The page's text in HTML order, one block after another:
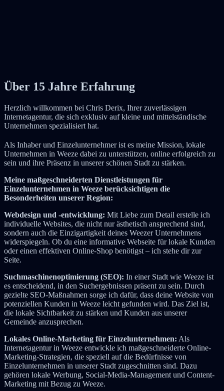
Über 15 Jahre Erfahrung
Herzlich willkommen bei Chris Derix, Ihrer zuverlässigen
Internetagentur, die sich exklusiv auf kleine und mittelständische
Unternehmen spezialisiert hat.
Als Inhaber und Einzelunternehmer ist es meine Mission, lokale
Unternehmen in Weeze dabei zu unterstützen, online erfolgreich zu
sein und ihre Präsenz in unserer schönen Stadt zu stärken.
Meine maßgeschneiderten Dienstleistungen für
Einzelunternehmen in Weeze berücksichtigen die
Besonderheiten unserer Region:
Webdesign und -entwicklung: Mit Liebe zum Detail erstelle ich
individuelle Websites, die nicht nur ästhetisch ansprechend sind,
sondern auch die Einzigartigkeit deines Weezer Unternehmens
widerspiegeln. Ob du eine informative Webseite für lokale Kunden
oder einen effektiven Online-Shop benötigst – ich stehe dir zur
Seite.
Suchmaschinenoptimierung (SEO): In einer Stadt wie Weeze ist
es entscheidend, in den Suchergebnissen präsent zu sein. Durch
gezielte SEO-Maßnahmen sorge ich dafür, dass deine Website von
potenziellen Kunden in Weeze leicht gefunden wird. Das Ziel ist,
die lokale Sichtbarkeit zu stärken und Kunden aus unserer
Gemeinde anzusprechen.
Lokales Online-Marketing für Einzelunternehmen: Als
Internetagentur in Weeze entwickle ich maßgeschneiderte Online-
Marketing-Strategien, die speziell auf die Bedürfnisse von
Einzelunternehmen in unserer Stadt zugeschnitten sind. Dazu
gehören lokale Werbung, Social-Media-Management und Content-
Marketing mit Bezug zu Weeze.